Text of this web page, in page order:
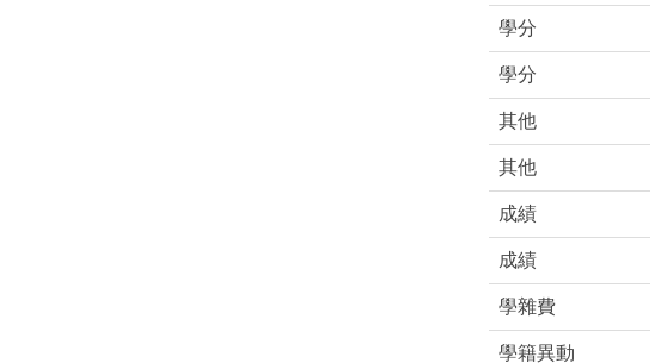
學分
學分
其他
其他
成績
成績
學雜費
學籍異動